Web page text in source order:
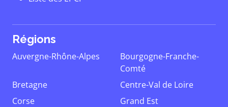
Régions
Auvergne-Rhône-Alpes
Bourgogne-Franche-
Comté
Bretagne
Centre-Val de Loire
Corse
Grand Est